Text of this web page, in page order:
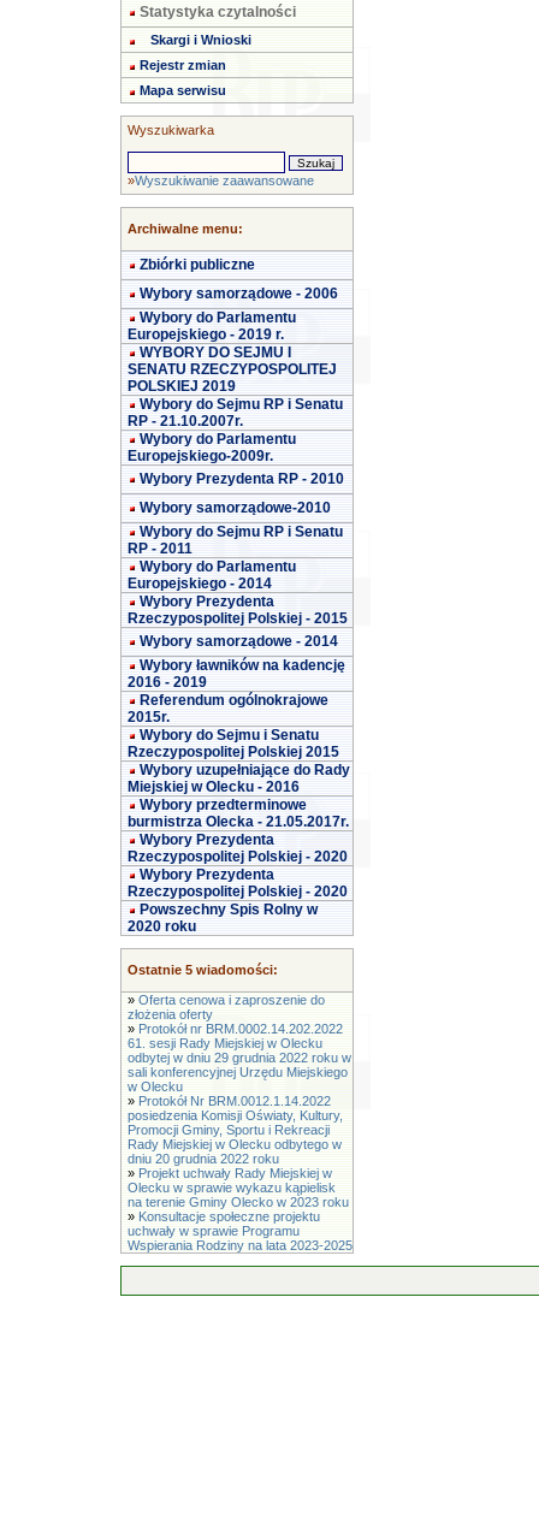
Statystyka czytalności
Skargi i Wnioski
Rejestr zmian
Mapa serwisu
Wyszukiwarka
»Wyszukiwanie zaawansowane
Archiwalne menu:
Zbiórki publiczne
Wybory samorządowe - 2006
Wybory do Parlamentu
Europejskiego - 2019 r.
WYBORY DO SEJMU I
SENATU RZECZYPOSPOLITEJ
POLSKIEJ 2019
Wybory do Sejmu RP i Senatu
RP - 21.10.2007r.
Wybory do Parlamentu
Europejskiego-2009r.
Wybory Prezydenta RP - 2010
Wybory samorządowe-2010
Wybory do Sejmu RP i Senatu
RP - 2011
Wybory do Parlamentu
Europejskiego - 2014
Wybory Prezydenta
Rzeczypospolitej Polskiej - 2015
Wybory samorządowe - 2014
Wybory ławników na kadencję
2016 - 2019
Referendum ogólnokrajowe
2015r.
Wybory do Sejmu i Senatu
Rzeczypospolitej Polskiej 2015
Wybory uzupełniające do Rady
Miejskiej w Olecku - 2016
Wybory przedterminowe
burmistrza Olecka - 21.05.2017r.
Wybory Prezydenta
Rzeczypospolitej Polskiej - 2020
Wybory Prezydenta
Rzeczypospolitej Polskiej - 2020
Powszechny Spis Rolny w
2020 roku
Ostatnie 5 wiadomości:
» Oferta cenowa i zaproszenie do
złożenia oferty
» Protokół nr BRM.0002.14.202.2022
61. sesji Rady Miejskiej w Olecku
odbytej w dniu 29 grudnia 2022 roku w
sali konferencyjnej Urzędu Miejskiego
w Olecku
» Protokół Nr BRM.0012.1.14.2022
posiedzenia Komisji Oświaty, Kultury,
Promocji Gminy, Sportu i Rekreacji
Rady Miejskiej w Olecku odbytego w
dniu 20 grudnia 2022 roku
» Projekt uchwały Rady Miejskiej w
Olecku w sprawie wykazu kąpielisk
na terenie Gminy Olecko w 2023 roku
» Konsultacje społeczne projektu
uchwały w sprawie Programu
Wspierania Rodziny na lata 2023-2025